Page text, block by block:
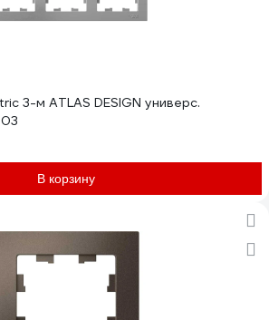
3-м ATLAS DESIGN универс.
В корзину